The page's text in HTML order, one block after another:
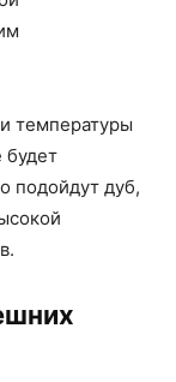
температуры
будет
подойдут дуб,